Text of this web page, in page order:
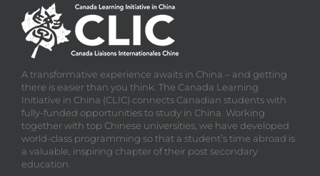
A transformative experience awaits in China – and getting
there is easier than you think. The Canada Learning
Initiative in China (CLIC) connects Canadian students with
fully-funded opportunities to study in China. Working
together with top Chinese universities, we have developed
world-class programming so that a student’s time abroad is
a valuable, inspiring chapter of their post secondary
education.